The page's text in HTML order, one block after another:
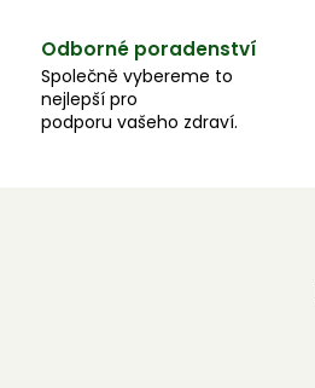
Odborné poradenství
Společně vybereme to
nejlepší pro
podporu vašeho zdraví.